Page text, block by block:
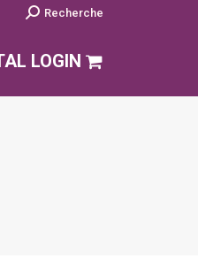
Search:Recherche
LOGIN